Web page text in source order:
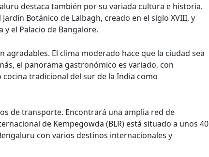
destaca también por su variada cultura e historia.
Botánico de Lalbagh, creado en el siglo XVIII, y
el Palacio de Bangalore.
agradables. El clima moderado hace que la ciudad sea
el panorama gastronómico es variado, con
tradicional del sur de la India como
de transporte. Encontrará una amplia red de
de Kempegowda (BLR) está situado a unos 40
con varios destinos internacionales y